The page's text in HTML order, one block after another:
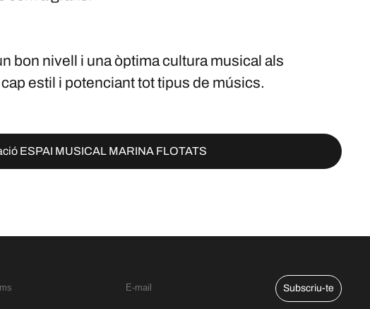
bon nivell i una òptima cultura musical als
estil i potenciant tot tipus de músics.
ESPAI MUSICAL MARINA FLOTATS
Subscriu-te